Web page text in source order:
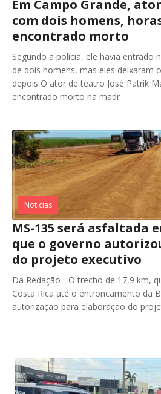
Em Campo Grande,
com dois homens,
encontrado morto
Segundo a polícia, ele havia entrado
de dois homens, mas eles deixaram
depois O ator de teatro José Patrik
encontrado morto na madr
Noticias
MS-135 será asfaltada
que o governo
do projeto executivo
Da Redação - O trecho de 17,9 km,
Costa Rica até o entroncamento da
autorização para elaboração do